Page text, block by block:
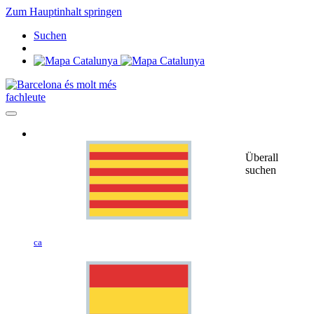
Zum Hauptinhalt springen
Suchen
fachleute
ca
Überall
suchen